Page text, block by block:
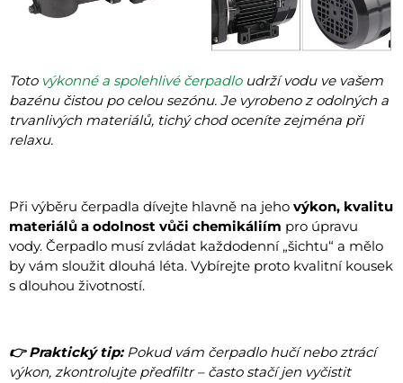
Toto výkonné a spolehlivé čerpadlo udrží vodu ve vašem
bazénu čistou po celou sezónu. Je vyrobeno z odolných a
trvanlivých materiálů, tichý chod oceníte zejména při
relaxu.
Při výběru čerpadla dívejte hlavně na jeho výkon, kvalitu
materiálů a odolnost vůči chemikáliím pro úpravu
vody. Čerpadlo musí zvládat každodenní „šichtu“ a mělo
by vám sloužit dlouhá léta. Vybírejte proto kvalitní kousek
s dlouhou životností.
👉 Praktický tip: Pokud vám čerpadlo hučí nebo ztrácí
výkon, zkontrolujte předfiltr – často stačí jen vyčistit